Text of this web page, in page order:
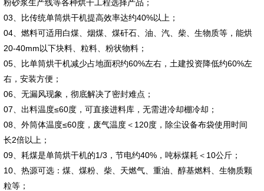
粉砂浆生产线等各种烘干工程选择产品；
03、比传统单筒烘干机提高效率达约40%以上；
04、燃料可适用白煤、烟煤、煤矸石、油、汽、柴、生物质等，能烘
20-40mm以下块料、粒料、粉状物料；
05、比单筒烘干机减少占地面积约60%左右，土建投资降低约60%左
右，安装方便；
06、无漏风现象，彻底解决了密封难点；
07、出料温度≤60度，可直接进料库，无需进冷却棚冷却；
08、外筒体温度≤60度，废气温度＜120度，除尘设备布袋使用时间
长2倍以上；
09、耗煤是单筒烘干机的1/3，节电约40%，吨标煤耗＜10公斤；
10、热源可选：煤、煤粉、柴、天燃气、重油、醇基燃料、生物质颗
粒等；